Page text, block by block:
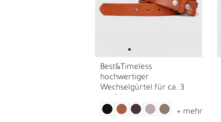
N
Best&Timeless
hochwertiger
Wechselgürtel für ca. 3
Damen Ledergürtel,